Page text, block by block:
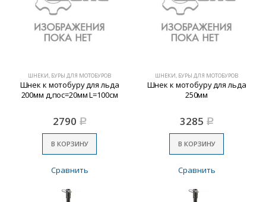
ШНЕКИ, БУРЫ ДЛЯ МОТОБУРОВ
Шнек к мотобуру для льда
200мм д,пос=20мм L=100см
2790 Р
В КОРЗИНУ
Сравнить
ШНЕКИ, БУРЫ ДЛЯ МОТОБУРОВ
Шнек к мотобуру для льда
250мм
3285 Р
В КОРЗИНУ
Сравнить